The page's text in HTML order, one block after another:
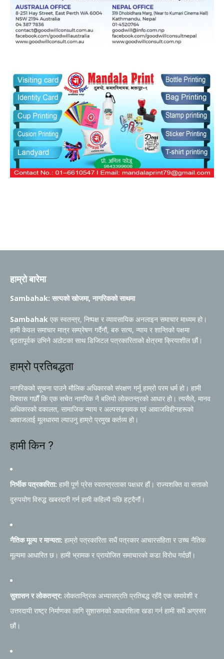
हाम्रो बारेमा
Sambahak: सत्यको खोजमा, नागरिकको साथमा
Sambahak एक स्वतन्त्र, निष्पक्ष र व्यावसायिक अनलाइन समाचार माध्यम हो।
हामी केवल समाचार मात्र सम्प्रेषण गर्दैनौं, बरु सत्य, न्याय र शान्तिको पक्षमा
दृढतापूर्वक उभिने अठोटका साथ डिजिटल पत्रकारिताको क्षेत्रमा क्रियाशील छौं।
हाम्रो प्रतिबद्धता
नागरिकको सूचना पाउने मौलिक अधिकारको संरक्षण गर्नु हाम्रो परम धर्म हो। हामी
विश्वास गर्छौं कि एक सचेत नागरिक नै बलियो लोकतन्त्रको आधार हो। त्यसैले, मानव
अधिकारको वकालत, सामाजिक न्याय र अल्पसङ्ख्यक एवं आवाजविहीनहरूको
आवाजलाई मूलधारमा ल्याउनु हाम्रो प्रमुख कर्तव्य हो।
हामी किन ?
निर्भीक पत्रकारिता: हामी पूर्ण प्रेस स्वतन्त्रताका पक्षधर हौं। राज्यशक्ति वा सत्ताको
दुरुपयोग विरुद्ध खबरदारी गर्न हामी कहिल्यै पछि हट्दैनौं।
नैतिक मूल्य र मान्यता: हाम्रो पत्रकारिता सधैं पत्रकार आचारसंहिता र उच्च नैतिक
मूल्यमा आधारित छ। हामी भ्रामक र प्रायोजित समाचारको कडा विरोध गर्दछौं।
सुशासन र लोकतन्त्र: लोकतान्त्रिक अभ्यासप्रति प्रतिबद्ध रहँदै एक समावेशी र
उत्तरदायी राष्ट्र निर्माणका लागि सुशासनको आधारशिला खडा गर्न हामी सधैं अग्रसर
छौं।